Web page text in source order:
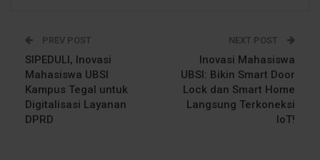
PREV POST
SIPEDULI, Inovasi
Mahasiswa UBSI
Kampus Tegal untuk
Digitalisasi Layanan
DPRD
NEXT POST
Inovasi Mahasiswa
UBSI: Bikin Smart Door
Lock dan Smart Home
Langsung Terkoneksi
IoT!